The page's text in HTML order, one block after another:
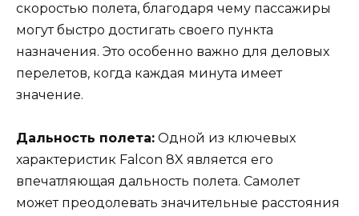
скоростью полета, благодаря чему пассажиры
могут быстро достигать своего пункта
назначения. Это особенно важно для деловых
перелетов, когда каждая минута имеет
значение.
Дальность полета: Одной из ключевых
характеристик Falcon 8X является его
впечатляющая дальность полета. Самолет
может преодолевать значительные расстояния